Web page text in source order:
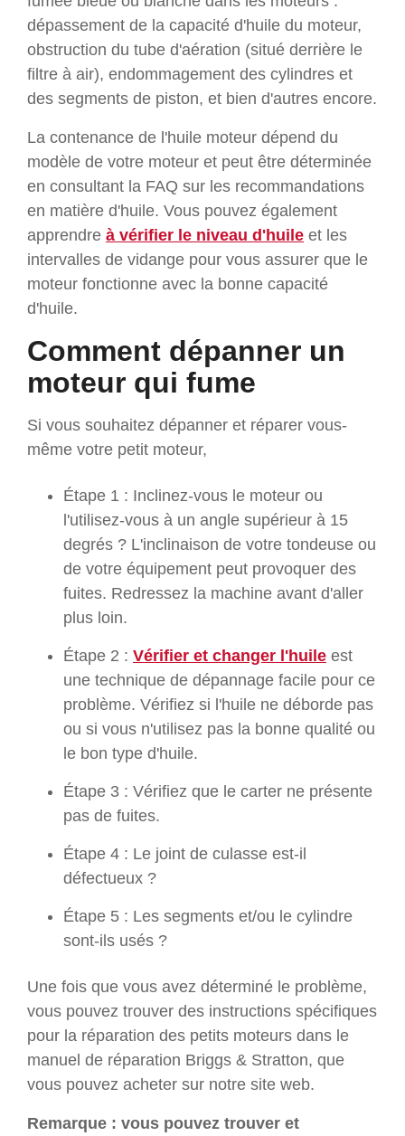
dépassement de la capacité d'huile du moteur,
obstruction du tube d'aération (situé derrière le
filtre à air), endommagement des cylindres et
des segments de piston, et bien d'autres encore.
La contenance de l'huile moteur dépend du
modèle de votre moteur et peut être déterminée
en consultant la FAQ sur les recommandations
en matière d'huile. Vous pouvez également
apprendre à vérifier le niveau d'huile et les
intervalles de vidange pour vous assurer que le
moteur fonctionne avec la bonne capacité
d'huile.
Comment dépanner un
moteur qui fume
Si vous souhaitez dépanner et réparer vous-
même votre petit moteur,
Étape 1 : Inclinez-vous le moteur ou
l'utilisez-vous à un angle supérieur à 15
degrés ? L'inclinaison de votre tondeuse ou
de votre équipement peut provoquer des
fuites. Redressez la machine avant d'aller
plus loin.
Étape 2 : Vérifier et changer l'huile est
une technique de dépannage facile pour ce
problème. Vérifiez si l'huile ne déborde pas
ou si vous n'utilisez pas la bonne qualité ou
le bon type d'huile.
Étape 3 : Vérifiez que le carter ne présente
pas de fuites.
Étape 4 : Le joint de culasse est-il
défectueux ?
Étape 5 : Les segments et/ou le cylindre
sont-ils usés ?
Une fois que vous avez déterminé le problème,
vous pouvez trouver des instructions spécifiques
pour la réparation des petits moteurs dans le
manuel de réparation Briggs & Stratton, que
vous pouvez acheter sur notre site web.
Remarque : vous pouvez trouver et